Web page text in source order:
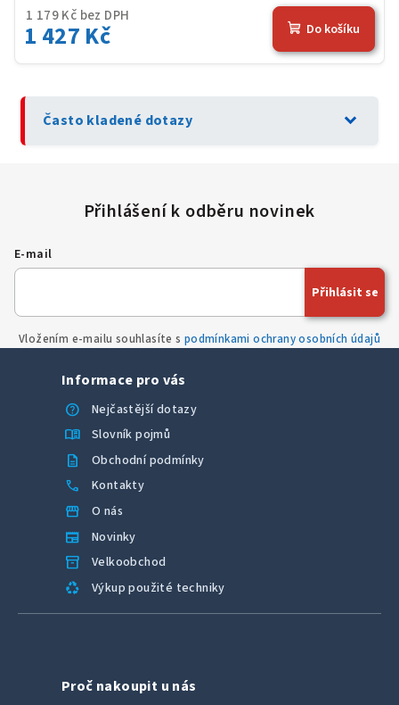
1 179 Kč bez DPH
1 427 Kč Do košíku
Často kladené dotazy expand_more
E-mail
Vložením e-mailu souhlasíte s podmínkami ochrany osobních údajů
Přihlásit se
Informace pro vás
help
Nejčastější dotazy
menu_book Slovník pojmů
description Obchodní podmínky
call Kontakty
storefront O nás
newspaper Novinky
inventory_2 Velkoobchod
recycling Výkup použité techniky
Proč nakoupit u nás